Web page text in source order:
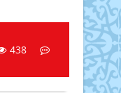
438